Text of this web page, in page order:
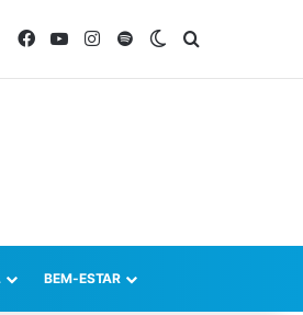
FacebookYouTubeInstagram
SpotifySwitch skin
BEM-ESTAR